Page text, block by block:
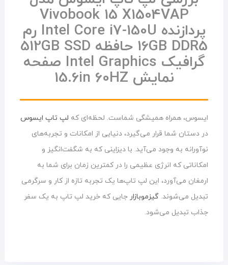
Vivobook 15 X1504VAP
پردازنده Intel Core i7-150U رم
16GB DDR5 حافظه 512GB SSD
گرافیک Intel Graphics صفحه
نمایش 15.6in 60HZ
ایسوس، همراه همیشگی شماست. لحظه‌ای که لپ تاپ ایسوس
در دستان شما قرار می‌گیرد، دنیایی از امکانات و تجربه‌های
نوآورانه به وجود می‌آید. با دیزاینی که به شگفت‌انگیز و
امکاناتی که انرژی عظیمی را در کمترین زمان برای شما به
ارمغان می‌آورد، این لپ تاپ‌ها یک تجربه تازه از کار و سرگرمی
تبدیل می‌شوند. گیزموبازار جایی که خرید لپ تاپ به یک سفر
جذاب تبدیل می‌شود.